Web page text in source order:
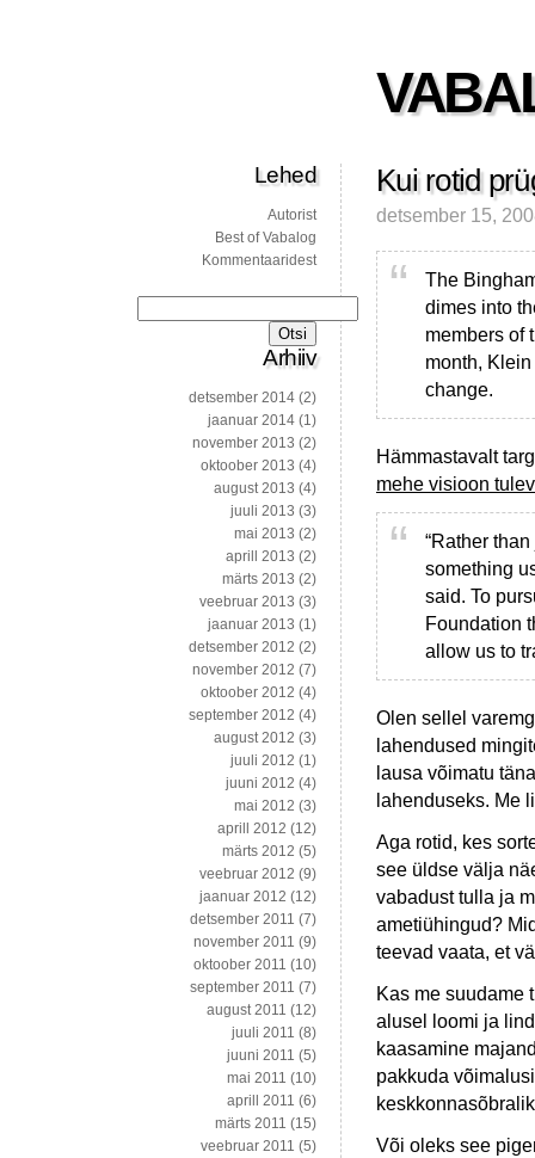
Kui rotid
detsember 15,
The
dimes into
members of
month,
change.
Hämmastavalt
mehe visioon
“Rather
something
said. To
Foundation
allow us to
Olen sellel
lahendused
lausa võimatu
lahenduseks. Me
Aga rotid, kes
see üldse välja
vabadust tulla ja
ametiühingud?
teevad vaata, et
Kas me suudame
alusel loomi ja
kaasamine
pakkuda
Või oleks see
Lehed
Autorist
Best of Vabalog
Kommentaaridest
Arhiiv
detsember 2014 (2)
jaanuar 2014 (1)
november 2013 (2)
oktoober 2013 (4)
august 2013 (4)
juuli 2013 (3)
mai 2013 (2)
aprill 2013 (2)
märts 2013 (2)
veebruar 2013 (3)
jaanuar 2013 (1)
detsember 2012 (2)
november 2012 (7)
oktoober 2012 (4)
september 2012 (4)
august 2012 (3)
juuli 2012 (1)
juuni 2012 (4)
mai 2012 (3)
aprill 2012 (12)
märts 2012 (5)
veebruar 2012 (9)
jaanuar 2012 (12)
detsember 2011 (7)
november 2011 (9)
oktoober 2011 (10)
september 2011 (7)
august 2011 (12)
juuli 2011 (8)
juuni 2011 (5)
mai 2011 (10)
aprill 2011 (6)
märts 2011 (15)
veebruar 2011 (5)